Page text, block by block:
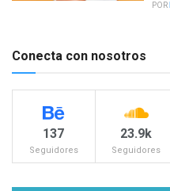
POR
Conecta con nosotros
137
Seguidores
23.9k
Seguidores